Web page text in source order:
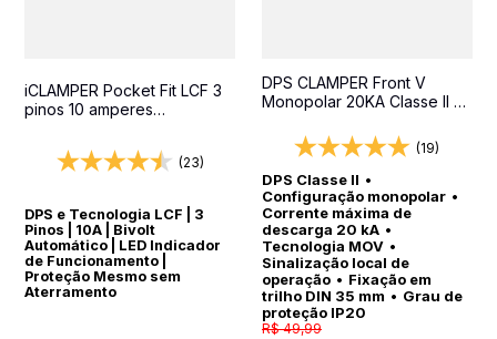
iCLAMPER Pocket Fit LCF 3
pinos 10 amperes
Elétrico DPS Bivolt
(23)
DPS e Tecnologia LCF | 3
Pinos | 10A | Bivolt
Automático | LED Indicador
de Funcionamento |
Proteção Mesmo sem
Aterramento
DPS CLAMPER Front V
Monopolar 20KA Classe II -
quadros elétricos
(19)
DPS Classe II •
Configuração monopolar•
Corrente máxima de
descarga 20 kA•
Tecnologia MOV•
Sinalização local de
operação• Fixação em
trilho DIN 35 mm • Grau de
proteção IP20
R$ 49,99